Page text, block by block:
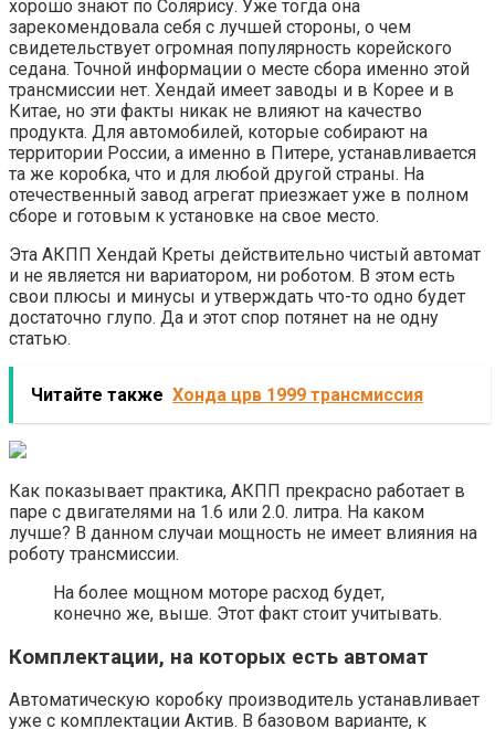
хорошо знают по Солярису. Уже тогда она
зарекомендовала себя с лучшей стороны, о чем
свидетельствует огромная популярность корейского
седана. Точной информации о месте сбора именно этой
трансмиссии нет. Хендай имеет заводы и в Корее и в
Китае, но эти факты никак не влияют на качество
продукта. Для автомобилей, которые собирают на
территории России, а именно в Питере, устанавливается
та же коробка, что и для любой другой страны. На
отечественный завод агрегат приезжает уже в полном
сборе и готовым к установке на свое место.
Эта АКПП Хендай Креты действительно чистый автомат
и не является ни вариатором, ни роботом. В этом есть
свои плюсы и минусы и утверждать что-то одно будет
достаточно глупо. Да и этот спор потянет на не одну
статью.
Читайте также Хонда црв 1999 трансмиссия
Как показывает практика, АКПП прекрасно работает в
паре с двигателями на 1.6 или 2.0. литра. На каком
лучше? В данном случаи мощность не имеет влияния на
роботу трансмиссии.
На более мощном моторе расход будет,
конечно же, выше. Этот факт стоит учитывать.
Комплектации, на которых есть автомат
Автоматическую коробку производитель устанавливает
уже с комплектации Актив. В базовом варианте, к